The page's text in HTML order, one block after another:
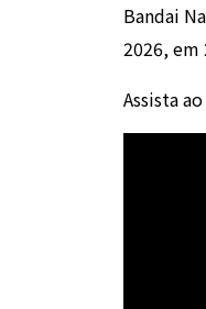
Bandai
2026, em
Assista